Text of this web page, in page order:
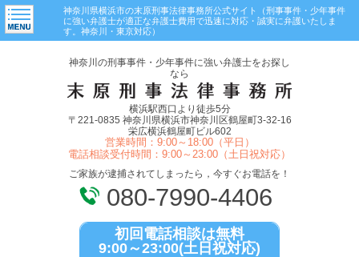
神奈川県横浜市の末原刑事法律事務所公式サイト（刑事事件・少年事件
に強い弁護士が適正な弁護士費用で迅速に対応・誠実に弁護いたしま
す。神奈川・東京対応）
神奈川の刑事事件・少年事件に強い弁護士をお探し
なら
横浜駅西口より徒歩5分
〒221-0835 神奈川県横浜市神奈川区鶴屋町3-32-16
栄広横浜鶴屋町ビル602
営業時間：9:00～18:00（平日）
電話相談受付時間：9:00～23:00（土日祝対応）
ご家族が逮捕されてしまったら，今すぐお電話を！
080-7990-4406
初回電話相談は無料
9:00～23:00(土日祝対応)